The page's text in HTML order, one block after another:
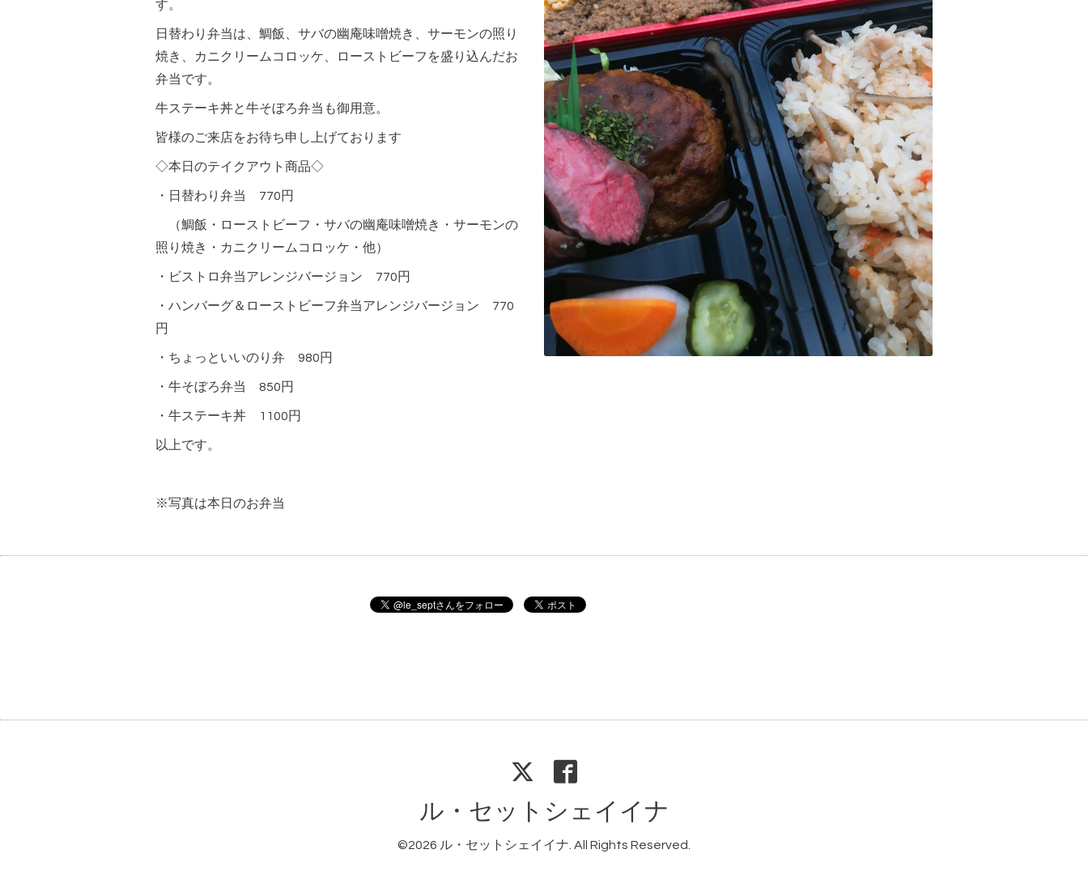
す。
日替わり弁当は、鯛飯、サバの幽庵味噌焼き、サーモンの照り
焼き、カニクリームコロッケ、ローストビーフを盛り込んだお
弁当です。
牛ステーキ丼と牛そぼろ弁当も御用意。
皆様のご来店をお待ち申し上げております
◇本日のテイクアウト商品◇
・日替わり弁当 770円
（鯛飯・ローストビーフ・サバの幽庵味噌焼き・サーモンの
照り焼き・カニクリームコロッケ・他）
・ビストロ弁当アレンジバージョン 770円
・ハンバーグ＆ローストビーフ弁当アレンジバージョン 770
円
・ちょっといいのり弁 980円
・牛そぼろ弁当 850円
・牛ステーキ丼 1100円
以上です。
※写真は本日のお弁当
ル・セットシェイイナ
©2026 ル・セットシェイイナ. All Rights Reserved.